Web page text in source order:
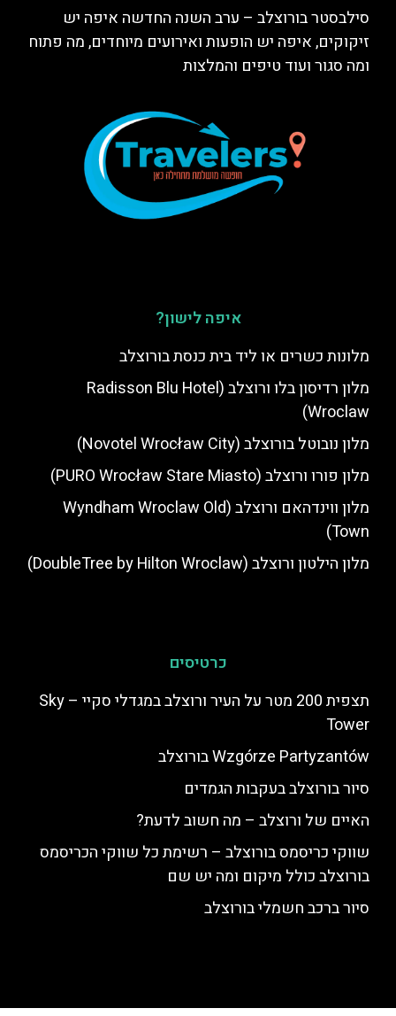
סילבסטר בורוצלב – ערב השנה החדשה איפה יש
זיקוקים, איפה יש הופעות ואירועים מיוחדים, מה פתוח
ומה סגור ועוד טיפים והמלצות
איפה לישון?
מלונות כשרים או ליד בית כנסת בורוצלב
מלון רדיסון בלו ורוצלב (Radisson Blu Hotel
Wroclaw)
מלון נובוטל בורוצלב (Novotel Wrocław City)
מלון פורו ורוצלב (PURO Wrocław Stare Miasto)
מלון ווינדהאם ורוצלב (Wyndham Wroclaw Old
Town)
מלון הילטון ורוצלב (DoubleTree by Hilton Wroclaw)
כרטיסים
תצפית 200 מטר על העיר ורוצלב במגדלי סקיי – Sky
Tower
Wzgórze Partyzantów בורוצלב
סיור בורוצלב בעקבות הגמדים
האיים של ורוצלב – מה חשוב לדעת?
שווקי כריסמס בורוצלב – רשימת כל שווקי הכריסמס
בורוצלב כולל מיקום ומה יש שם
סיור ברכב חשמלי בורוצלב